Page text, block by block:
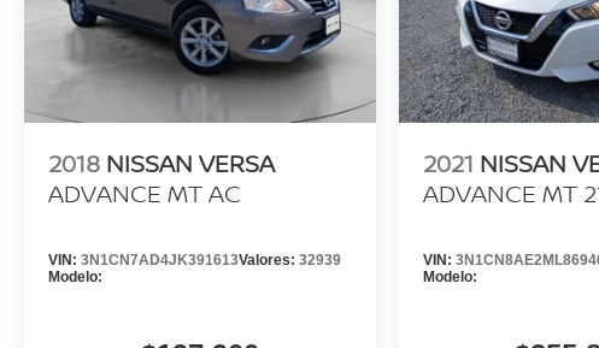
2018 NISSAN VERSA
ADVANCE MT AC
VIN: 3N1CN7AD4JK391613Valores: 32939
Modelo:
2021 NISSAN
ADVANCE MT
VIN:
Modelo: